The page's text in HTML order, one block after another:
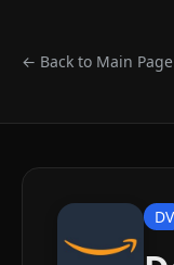
← Back to Main Page
DV